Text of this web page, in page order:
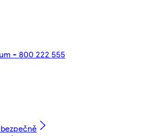
- 800 222 555